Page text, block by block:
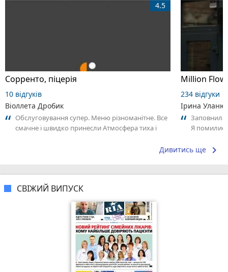
Сорренто, піцерія
4.5
10 відгуків
Віоллета Дробик
Обслуговування супер. Меню різноманітне. Все
смачне і швидко принесли Атмосфера тиха і
Million
234 відгуки
Ірина
Заповнила
Я
Дивитись ще keyboard_arrow_right
СВІЖИЙ ВИПУСК